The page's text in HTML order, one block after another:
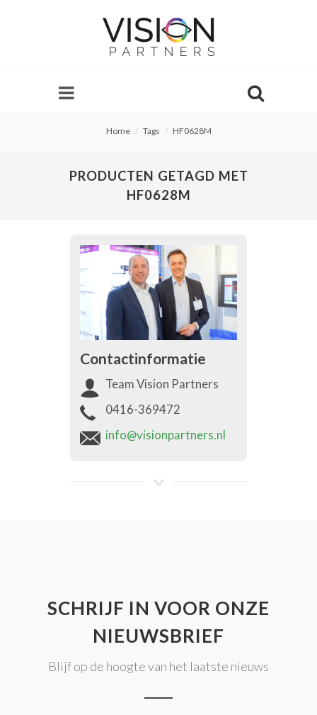
Home Tags HF0628M
PRODUCTEN GETAGD MET
HF0628M
Contactinformatie
Team Vision Partners
0416-369472
info@visionpartners.nl
SCHRIJF IN VOOR ONZE
NIEUWSBRIEF
Blijf op de hoogte van het laatste nieuws